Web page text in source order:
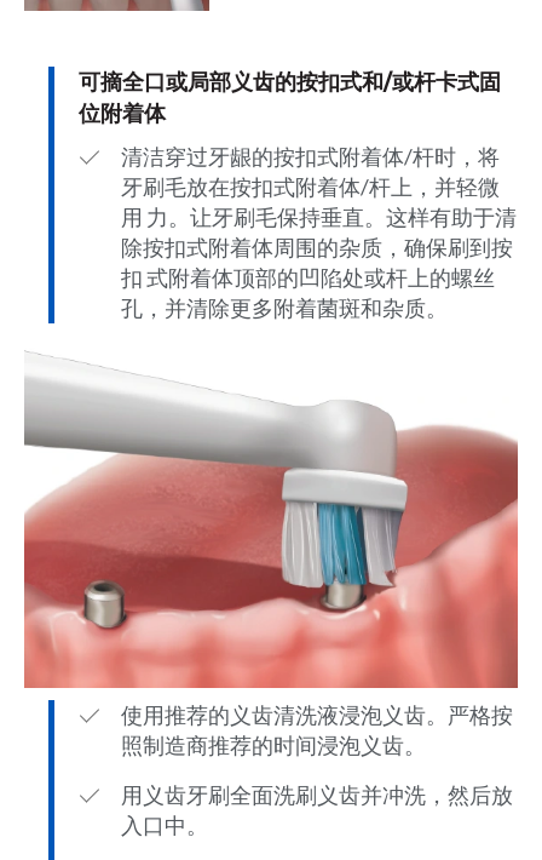
可摘全口或局部义齿的按扣式和/或杆卡式固
位附着体
清洁穿过牙龈的按扣式附着体/杆时，将
牙刷毛放在按扣式附着体/杆上，并轻微
用 力。让牙刷毛保持垂直。这样有助于清
除按扣式附着体周围的杂质，确保刷到按
扣 式附着体顶部的凹陷处或杆上的螺丝
孔，并清除更多附着菌斑和杂质。
使用推荐的义齿清洗液浸泡义齿。严格按
照制造商推荐的时间浸泡义齿。
用义齿牙刷全面洗刷义齿并冲洗，然后放
入口中。